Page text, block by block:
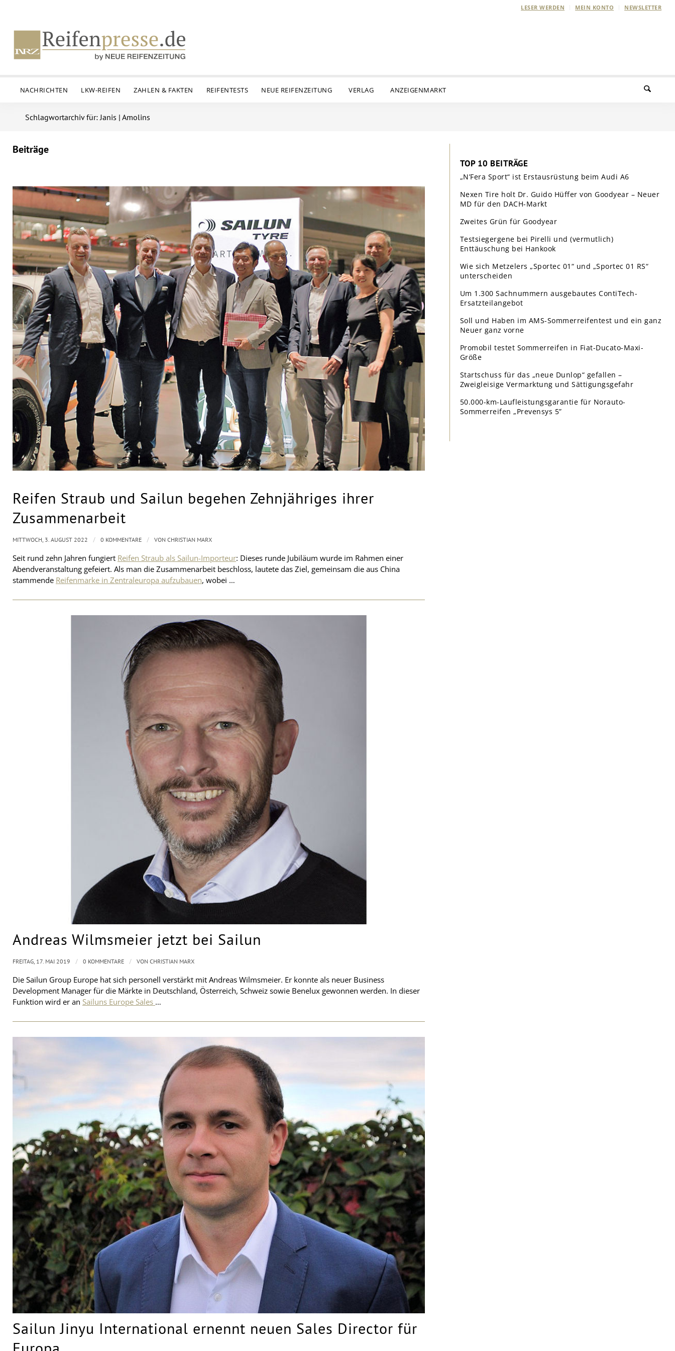
LESER WERDEN MEIN KONTO NEWSLETTER
NACHRICHTEN LKW-REIFEN ZAHLEN & FAKTEN REIFENTESTS NEUE REIFENZEITUNG VERLAG ANZEIGENMARKT
Schlagwortarchiv für: Janis | Amolins
Beiträge
Reifen Straub und Sailun begehen Zehnjähriges ihrer
Zusammenarbeit
Seit rund zehn Jahren fungiert Reifen Straub als Sailun-Importeur: Dieses runde Jubiläum wurde im Rahmen einer
Abendveranstaltung gefeiert. Als man die Zusammenarbeit beschloss, lautete das Ziel, gemeinsam die aus China
stammende Reifenmarke in Zentraleuropa aufzubauen, wobei …
MITTWOCH, 3. AUGUST 2022 / 0 KOMMENTARE / VON CHRISTIAN MARX
Andreas Wilmsmeier jetzt bei Sailun
Die Sailun Group Europe hat sich personell verstärkt mit Andreas Wilmsmeier. Er konnte als neuer Business
Development Manager für die Märkte in Deutschland, Österreich, Schweiz sowie Benelux gewonnen werden. In dieser
Funktion wird er an Sailuns Europe Sales …
FREITAG, 17. MAI 2019 / 0 KOMMENTARE / VON CHRISTIAN MARX
Sailun Jinyu International ernennt neuen Sales Director für
TOP 10 BEITRÄGE
„N’Fera Sport“ ist Erstausrüstung beim Audi A6
Nexen Tire holt Dr. Guido Hüffer von Goodyear – Neuer
MD für den DACH-Markt
Zweites Grün für Goodyear
Testsiegergene bei Pirelli und (vermutlich)
Enttäuschung bei Hankook
Wie sich Metzelers „Sportec 01“ und „Sportec 01 RS“
unterscheiden
Um 1.300 Sachnummern ausgebautes ContiTech-
Ersatzteilangebot
Soll und Haben im AMS-Sommerreifentest und ein ganz
Neuer ganz vorne
Promobil testet Sommerreifen in Fiat-Ducato-Maxi-
Größe
Startschuss für das „neue Dunlop“ gefallen –
Zweigleisige Vermarktung und Sättigungsgefahr
50.000-km-Laufleistungsgarantie für Norauto-
Sommerreifen „Prevensys 5”